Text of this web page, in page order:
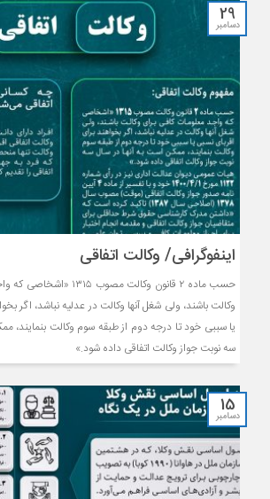
29
دسامبر
اینفوگرافی/ وکالت اتفاقی
حسب ماده ۲ قانون وکالت
وکالت باشند، ولی شغل آنها وکالت در عدلیه نباشد، اگر
یا سببی خود تا درجه دوم از طبقه سوم وکالت بنمایند،
سه نوبت جواز وکالت اتفاقی داده شود.»
15
دسامبر